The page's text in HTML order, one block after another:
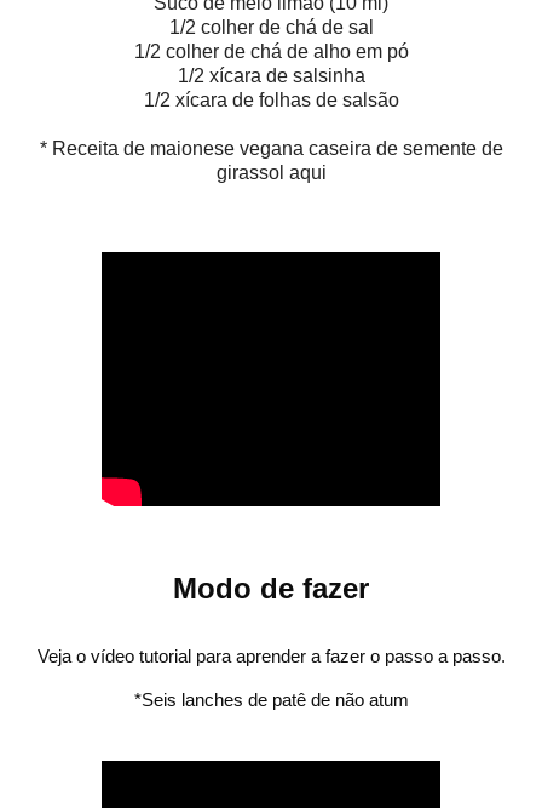
1/2 colher de chá de sal
1/2 colher de chá de alho em pó
1/2 xícara de salsinha
1/2 xícara de folhas de salsão
* Receita de maionese vegana caseira de semente de
girassol aqui
Modo de fazer
Veja o vídeo tutorial para aprender a fazer o passo a passo.
*Seis lanches de patê de não atum